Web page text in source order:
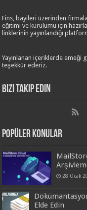
Fins, bayileri üzerinden
eğitimi ve kurulumu için
linklerinin yayınlandığı
Yayınlanan içeriklerde emeği
teşekkür ederiz.
Bizi Takip Edin
Popüler Konular
28 Ocak
Elde Edin